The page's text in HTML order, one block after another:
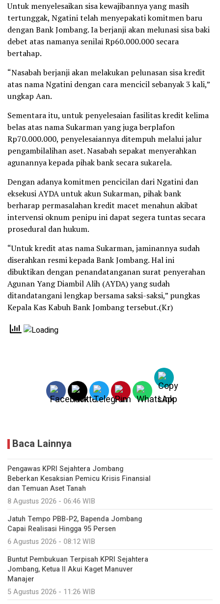
Untuk menyelesaikan sisa kewajibannya yang masih
tertunggak, Ngatini telah menyepakati komitmen baru
dengan Bank Jombang. Ia berjanji akan melunasi sisa baki
debet atas namanya senilai Rp60.000.000 secara
bertahap.
“Nasabah berjanji akan melakukan pelunasan sisa kredit
atas nama Ngatini dengan cara mencicil sebanyak 3 kali,”
ungkap Aan.
Sementara itu, untuk penyelesaian fasilitas kredit kelima
belas atas nama Sukarman yang juga berplafon
Rp70.000.000, penyelesaiannya ditempuh melalui jalur
pengambilalihan aset. Nasabah sepakat menyerahkan
agunannya kepada pihak bank secara sukarela.
Dengan adanya komitmen pencicilan dari Ngatini dan
eksekusi AYDA untuk akun Sukarman, pihak bank
berharap permasalahan kredit macet menahun akibat
intervensi oknum penipu ini dapat segera tuntas secara
prosedural dan hukum.
“Untuk kredit atas nama Sukarman, jaminannya sudah
diserahkan resmi kepada Bank Jombang. Hal ini
dibuktikan dengan penandatanganan surat penyerahan
Agunan Yang Diambil Alih (AYDA) yang sudah
ditandatangani lengkap bersama saksi-saksi,” pungkas
Kepala Kas Kabuh Bank Jombang tersebut.(Kr)
Baca Lainnya
Pengawas KPRI Sejahtera Jombang
Beberkan Kesaksian Pemicu Krisis Finansial
dan Temuan Aset Tanah
8 Agustus 2026 - 06:46 WIB
Jatuh Tempo PBB-P2, Bapenda Jombang
Capai Realisasi Hingga 95 Persen
6 Agustus 2026 - 08:12 WIB
Buntut Pembukuan Terpisah KPRI Sejahtera
Jombang, Ketua II Akui Kaget Manuver
Manajer
5 Agustus 2026 - 11:26 WIB